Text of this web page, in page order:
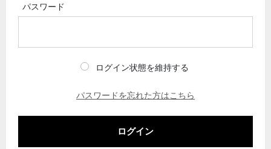
パスワード
ログイン状態を維持する
パスワードを忘れた方はこちら
ログイン